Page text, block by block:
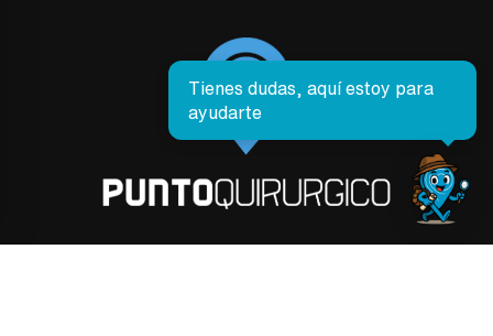
Tienes dudas, aquí estoy para
ayudarte